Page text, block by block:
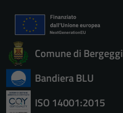
Comune di Bergeggi
Bandiera BLU
ISO 14001:2015